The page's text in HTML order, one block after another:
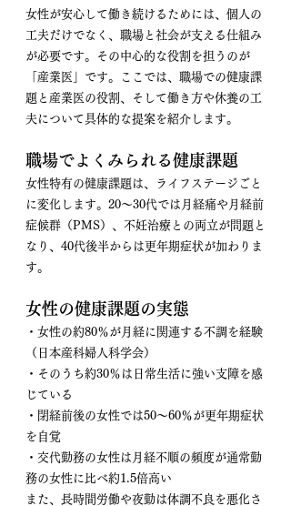
女性が安心して働き続けるためには、個人の
工夫だけでなく、職場と社会が支える仕組み
が必要です。その中心的な役割を担うのが
「産業医」です。ここでは、職場での健康課
題と産業医の役割、そして働き方や休養の工
夫について具体的な提案を紹介します。
職場でよくみられる健康課題
女性特有の健康課題は、ライフステージごと
に変化します。20〜30代では月経痛や月経前
症候群（PMS）、不妊治療との両立が問題と
なり、40代後半からは更年期症状が加わりま
す。
女性の健康課題の実態
・女性の約80％が月経に関連する不調を経験
（日本産科婦人科学会）
・そのうち約30％は日常生活に強い支障を感
じている
・閉経前後の女性では50〜60％が更年期症状
を自覚
・交代勤務の女性は月経不順の頻度が通常勤
務の女性に比べ約1.5倍高い
また、長時間労働や夜勤は体調不良を悪化さ